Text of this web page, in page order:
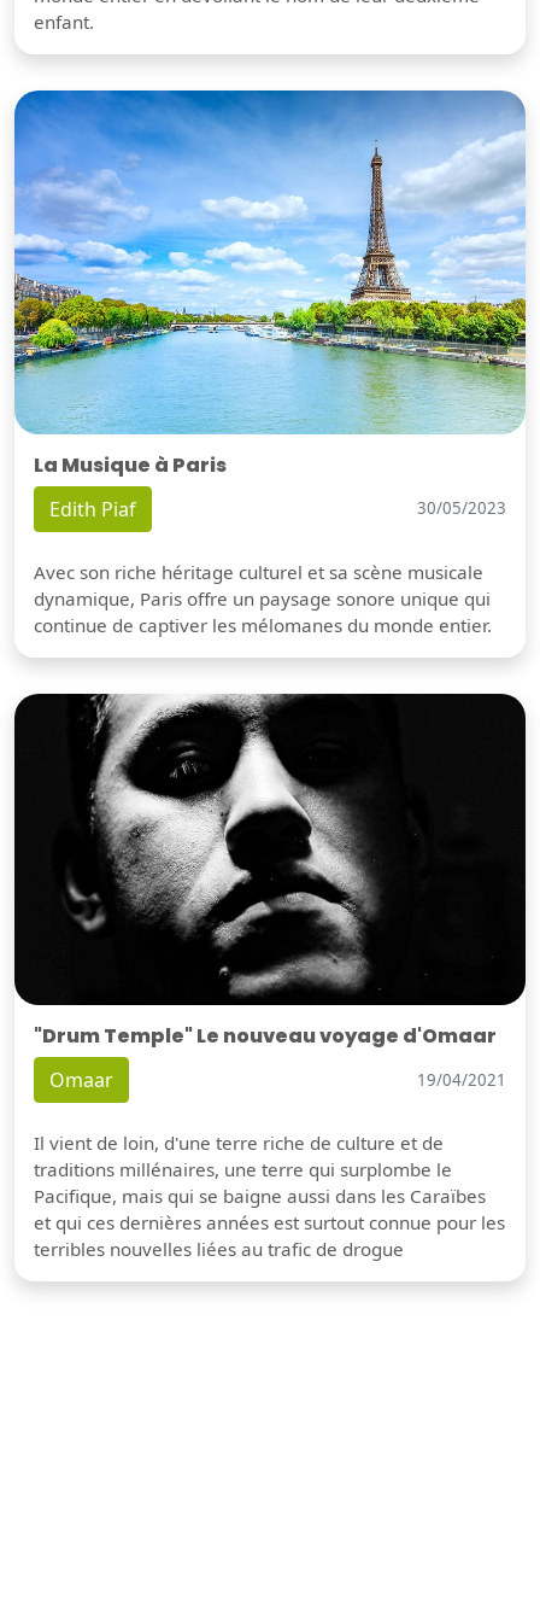
enfant.
La Musique à Paris
Edith Piaf 30/05/2023
Avec son riche héritage culturel et sa scène musicale
dynamique, Paris offre un paysage sonore unique qui
continue de captiver les mélomanes du monde entier.
"Drum Temple" Le nouveau voyage d'Omaar
Omaar 19/04/2021
Il vient de loin, d'une terre riche de culture et de
traditions millénaires, une terre qui surplombe le
Pacifique, mais qui se baigne aussi dans les Caraïbes
et qui ces dernières années est surtout connue pour les
terribles nouvelles liées au trafic de drogue